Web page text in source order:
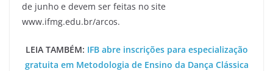
de junho e devem ser feitas no site
www.ifmg.edu.br/arcos.
LEIA TAMBÉM: IFB abre inscrições para especialização
gratuita em Metodologia de Ensino da Dança Clássica